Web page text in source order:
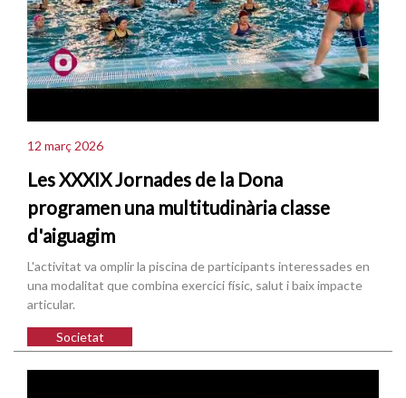
12 març 2026
Les XXXIX Jornades de la Dona
programen una multitudinària classe
d'aiguagim
L'activitat va omplir la piscina de participants interessades en
una modalitat que combina exercici físic, salut i baix impacte
articular.
Societat